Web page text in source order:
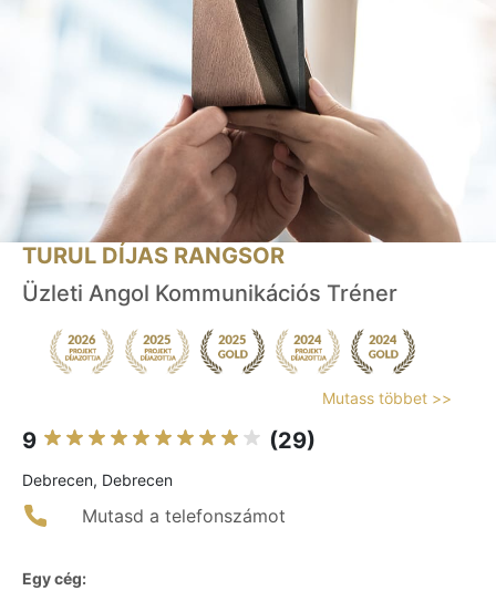
TURUL DÍJAS RANGSOR
Üzleti Angol Kommunikációs Tréner
Mutass többet >>
9 (29)
Debrecen, Debrecen
Mutasd a telefonszámot
Egy cég: